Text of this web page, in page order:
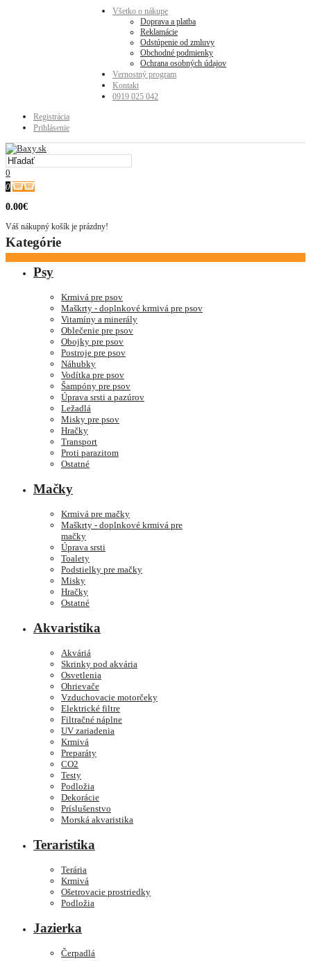
Všetko o nákupe
Doprava a platba
Reklamácie
Odstúpenie od zmluvy
Obchodné podmienky
Ochrana osobných údajov
Vernostný program
Kontakt
0919 025 042
Registrácia
Prihlásenie
0
0
0.00€
Váš nákupný košík je prázdny!
Kategórie
Psy
Krmivá pre psov
Maškrty - doplnkové krmivá pre psov
Vitamíny a minerály
Oblečenie pre psov
Obojky pre psov
Postroje pre psov
Náhubky
Vodítka pre psov
Šampóny pre psov
Úprava srsti a pazúrov
Ležadlá
Misky pre psov
Hračky
Transport
Proti parazitom
Ostatné
Mačky
Krmivá pre mačky
Maškrty - doplnkové krmivá pre
mačky
Úprava srsti
Toalety
Podstielky pre mačky
Misky
Hračky
Ostatné
Akvaristika
Akváriá
Skrinky pod akvária
Osvetlenia
Ohrievače
Vzduchovacie motorčeky
Elektrické filtre
Filtračné náplne
UV zariadenia
Krmivá
Preparáty
CO2
Testy
Podložia
Dekorácie
Príslušenstvo
Morská akvaristika
Teraristika
Terária
Krmivá
Ošetrovacie prostriedky
Podložia
Jazierka
Čerpadlá